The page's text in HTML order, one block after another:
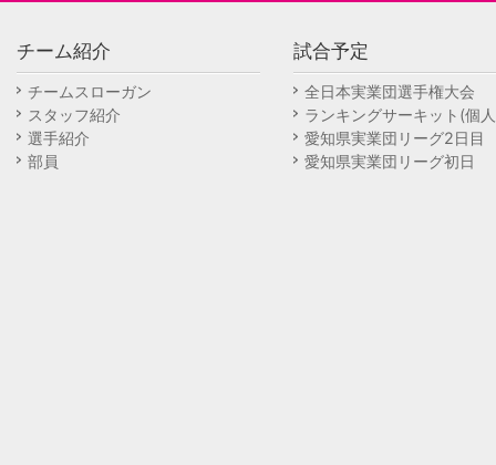
チーム紹介
チームスローガン
スタッフ紹介
選手紹介
部員
試合予定
全日本実業団選手権大会
ランキングサーキット(個
愛知県実業団リーグ2日目
愛知県実業団リーグ初日